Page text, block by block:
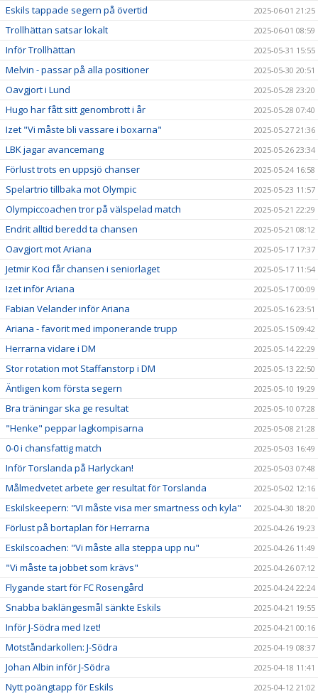
Eskils tappade segern på övertid 2025-06-01 21:25
Trollhättan satsar lokalt 2025-06-01 08:59
Inför Trollhättan 2025-05-31 15:55
Melvin - passar på alla positioner 2025-05-30 20:51
Oavgjort i Lund 2025-05-28 23:20
Hugo har fått sitt genombrott i år 2025-05-28 07:40
Izet "Vi måste bli vassare i boxarna" 2025-05-27 21:36
LBK jagar avancemang 2025-05-26 23:34
Förlust trots en uppsjö chanser 2025-05-24 16:58
Spelartrio tillbaka mot Olympic 2025-05-23 11:57
Olympiccoachen tror på välspelad match 2025-05-21 22:29
Endrit alltid beredd ta chansen 2025-05-21 08:12
Oavgjort mot Ariana 2025-05-17 17:37
Jetmir Koci får chansen i seniorlaget 2025-05-17 11:54
Izet inför Ariana 2025-05-17 00:09
Fabian Velander inför Ariana 2025-05-16 23:51
Ariana - favorit med imponerande trupp 2025-05-15 09:42
Herrarna vidare i DM 2025-05-14 22:29
Stor rotation mot Staffanstorp i DM 2025-05-13 22:50
Äntligen kom första segern 2025-05-10 19:29
Bra träningar ska ge resultat 2025-05-10 07:28
"Henke" peppar lagkompisarna 2025-05-08 21:28
0-0 i chansfattig match 2025-05-03 16:49
Inför Torslanda på Harlyckan! 2025-05-03 07:48
Målmedvetet arbete ger resultat för Torslanda 2025-05-02 12:16
Eskilskeepern: "VI måste visa mer smartness och kyla" 2025-04-30 18:20
Förlust på bortaplan för Herrarna 2025-04-26 19:23
Eskilscoachen: "Vi måste alla steppa upp nu" 2025-04-26 11:49
"Vi måste ta jobbet som krävs" 2025-04-26 07:12
Flygande start för FC Rosengård 2025-04-24 22:24
Snabba baklängesmål sänkte Eskils 2025-04-21 19:55
Inför J-Södra med Izet! 2025-04-21 00:16
Motståndarkollen: J-Södra 2025-04-19 08:37
Johan Albin inför J-Södra 2025-04-18 11:41
Nytt poängtapp för Eskils 2025-04-12 21:02